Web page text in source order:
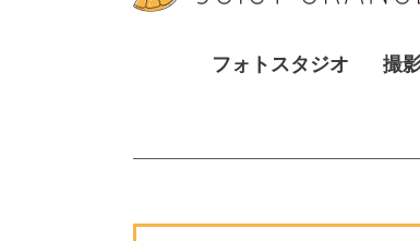
フォトスタジオ 撮